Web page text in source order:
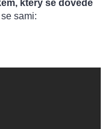
který se dovede
sami: